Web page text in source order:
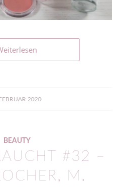
2020
BEAUTY
#32 –
M.